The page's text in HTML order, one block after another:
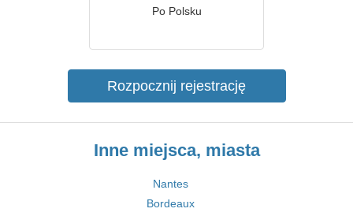
Po Polsku
Rozpocznij rejestrację
Inne miejsca, miasta
Nantes
Bordeaux